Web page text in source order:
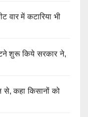
में कटारिया भी
शुरू किये सरकार ने,
कहा किसानों को